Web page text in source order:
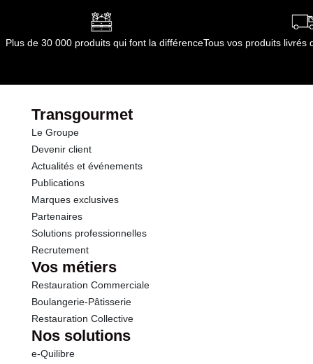
Plus de 30 000 produits qui font la différenceTous vos produits livrés
Transgourmet
Le Groupe
Devenir client
Actualités et événements
Publications
Marques exclusives
Partenaires
Solutions professionnelles
Recrutement
Vos métiers
Restauration Commerciale
Boulangerie-Pâtisserie
Restauration Collective
Nos solutions
e-Quilibre